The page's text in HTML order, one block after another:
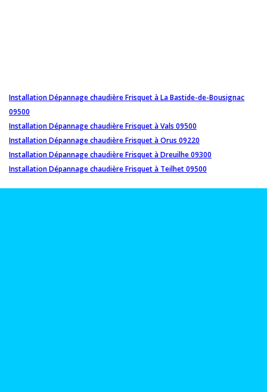
Installation Dépannage chaudière Frisquet à La Bastide-de-Bousignac
09500
Installation Dépannage chaudière Frisquet à Vals 09500
Installation Dépannage chaudière Frisquet à Orus 09220
Installation Dépannage chaudière Frisquet à Dreuilhe 09300
Installation Dépannage chaudière Frisquet à Teilhet 09500